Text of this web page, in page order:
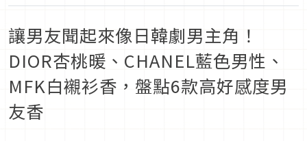
讓男友聞起來像日韓劇男主角！
DIOR杏桃暖、CHANEL藍色男性、
MFK白襯衫香，盤點6款高好感度男
友香